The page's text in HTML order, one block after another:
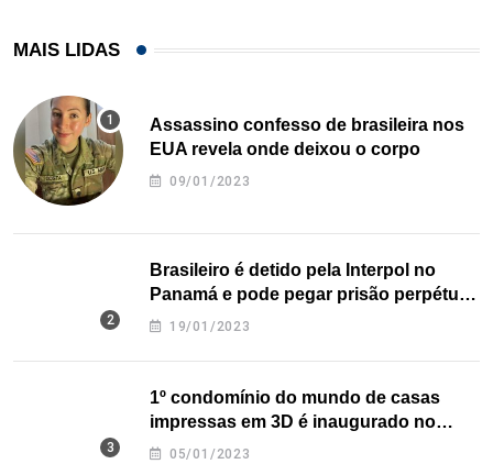
MAIS LIDAS
Assassino confesso de brasileira nos
EUA revela onde deixou o corpo
09/01/2023
Brasileiro é detido pela Interpol no
Panamá e pode pegar prisão perpétua
nos EUA
19/01/2023
1º condomínio do mundo de casas
impressas em 3D é inaugurado no
Texas
05/01/2023